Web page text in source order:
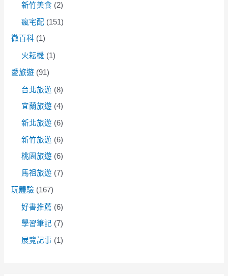
新竹美食 (2)
瘋宅配 (151)
微百科 (1)
火耘機 (1)
愛旅遊 (91)
台北旅遊 (8)
宜蘭旅遊 (4)
新北旅遊 (6)
新竹旅遊 (6)
桃園旅遊 (6)
馬祖旅遊 (7)
玩體驗 (167)
好書推薦 (6)
學習筆記 (7)
展覽記事 (1)